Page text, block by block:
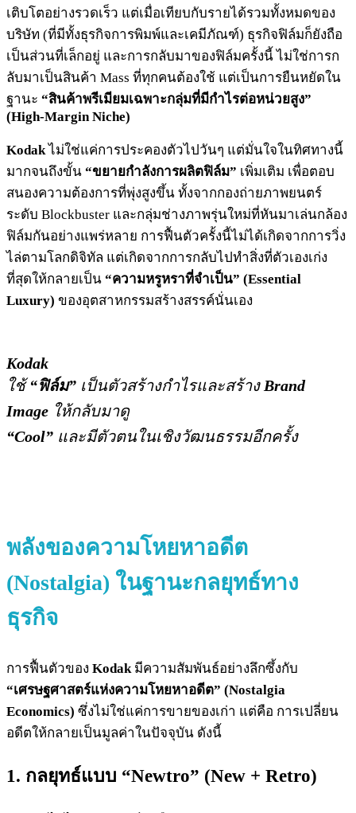
เติบโตอย่างรวดเร็ว แต่เมื่อเทียบกับรายได้รวมทั้งหมดของ
บริษัท (ที่มีทั้งธุรกิจการพิมพ์และเคมีภัณฑ์) ธุรกิจฟิล์มก็ยังถือ
เป็นส่วนที่เล็กอยู่ และการกลับมาของฟิล์มครั้งนี้ ไม่ใช่การก
ลับมาเป็นสินค้า Mass ที่ทุกคนต้องใช้ แต่เป็นการยืนหยัดใน
ฐานะ “สินค้าพรีเมียมเฉพาะกลุ่มที่มีกำไรต่อหน่วยสูง”
(High-Margin Niche)
Kodakไม่ใช่แค่การประคองตัวไปวันๆ แต่มั่นใจในทิศทางนี้
มากจนถึงขั้น “ขยายกำลังการผลิตฟิล์ม” เพิ่มเติม เพื่อตอบ
สนองความต้องการที่พุ่งสูงขึ้น ทั้งจากกองถ่ายภาพยนตร์
ระดับ Blockbuster และกลุ่มช่างภาพรุ่นใหม่ที่หันมาเล่นกล้อง
ฟิล์มกันอย่างแพร่หลาย การฟื้นตัวครั้งนี้ไม่ได้เกิดจากการวิ่ง
ไล่ตามโลกดิจิทัล แต่เกิดจากการกลับไปทำสิ่งที่ตัวเองเก่ง
ที่สุดให้กลายเป็น “ความหรูหราที่จำเป็น” (Essential
Luxury) ของอุตสาหกรรมสร้างสรรค์นั่นเอง
Kodak
ใช้ “ฟิล์ม” เป็นตัวสร้างกำไรและสร้าง Brand
Image ให้กลับมาดู
“Cool” และมีตัวตนในเชิงวัฒนธรรมอีกครั้ง
พลังของความโหยหาอดีต
(Nostalgia) ในฐานะกลยุทธ์ทาง
ธุรกิจ
การฟื้นตัวของ Kodakมีความสัมพันธ์อย่างลึกซึ้งกับ
“เศรษฐศาสตร์แห่งความโหยหาอดีต” (Nostalgia
Economics) ซึ่งไม่ใช่แค่การขายของเก่า แต่คือ การเปลี่ยน
อดีตให้กลายเป็นมูลค่าในปัจจุบัน ดังนี้
1. กลยุทธ์แบบ “Newtro” (New + Retro)